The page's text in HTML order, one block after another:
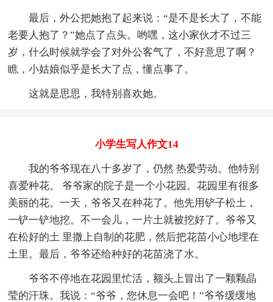
最后，外公把她抱了起来说：“是不是长大了，不能
老要人抱了？”她点了点头。哟嘿，这小家伙才不过三
岁，什么时候就学会了对外公客气了，不好意思了啊？
瞧，小姑娘似乎是长大了点，懂点事了。
这就是思思，我特别喜欢她。
小学生写人作文14
我的爷爷现在八十多岁了，仍然 热爱劳动。他特别
喜爱种花。 爷爷家的院子是一个小花园。花园里有很多
美丽的花。一天，爷爷又在种花了。他先用铲子松土，
一铲一铲地挖。不一会儿，一片土就被挖好了。爷爷又
在松好的土 里撒上自制的花肥，然后把花苗小心地埋在
土里。最后，爷爷还给种好的花苗浇了水。
爷爷不停地在花园里忙活，额头上冒出了一颗颗晶
莹的汗珠。我说：“爷爷，您休息一会吧！”爷爷缓缓地